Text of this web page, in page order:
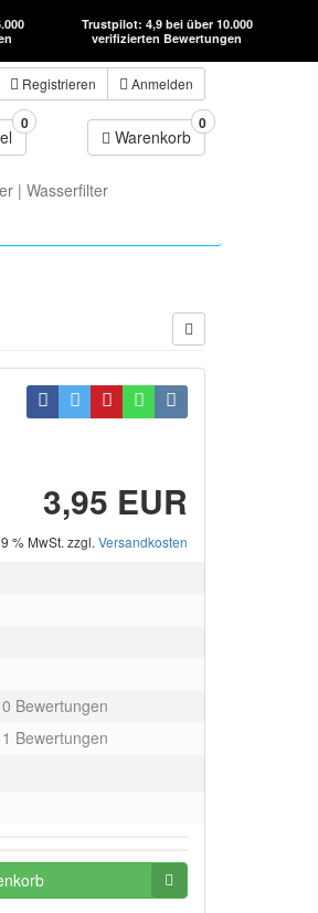
Trustpilot: 4,9 bei über 10.000
verifizierten Bewertungen
Registrieren Anmelden
0 0
Warenkorb
| Wasserfilter
3,95 EUR
% MwSt. zzgl. Versandkosten
0
5
0 Bewertungen
51 Bewertungen